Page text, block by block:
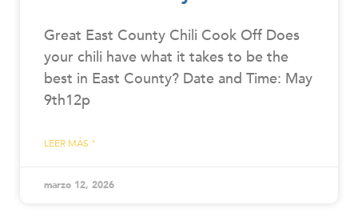
Great East County Chili Cook Off Does
your chili have what it takes to be the
best in East County? Date and Time: May
9th12p
LEER MÁS "
marzo 12, 2026